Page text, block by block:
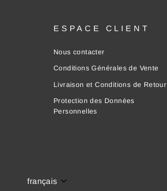
ESPACE CLIENT
Nous contacter
Conditions Générales de Vente
Livraison et Conditions de Retour
Protection des Données
Personnelles
Langue
français